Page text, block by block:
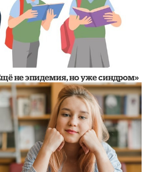
не эпидемия, но уже синдром»